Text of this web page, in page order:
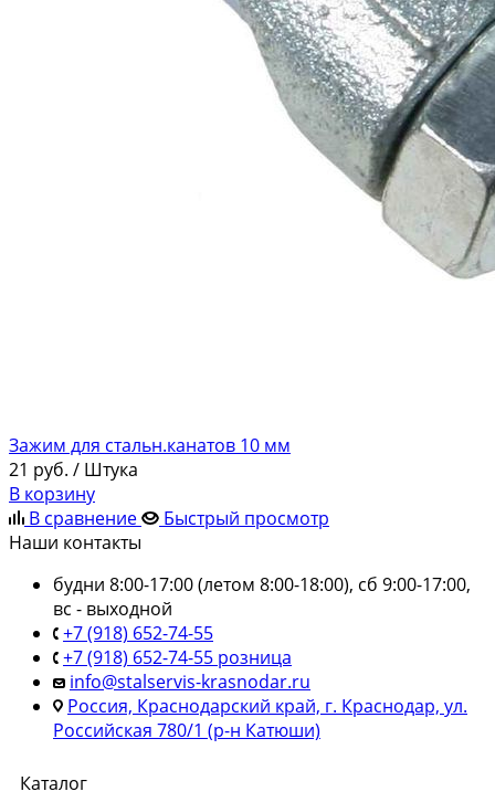
Зажим для стальн.канатов 10 мм
21 руб. / Штука
В корзину
В сравнение
Быстрый просмотр
Наши контакты
будни 8:00-17:00 (летом 8:00-18:00), сб 9:00-17:00,
вс - выходной
+7 (918) 652-74-55
+7 (918) 652-74-55 розница
info@stalservis-krasnodar.ru
Россия, Краснодарский край, г. Краснодар, ул.
Российская 780/1 (р-н Катюши)
Каталог